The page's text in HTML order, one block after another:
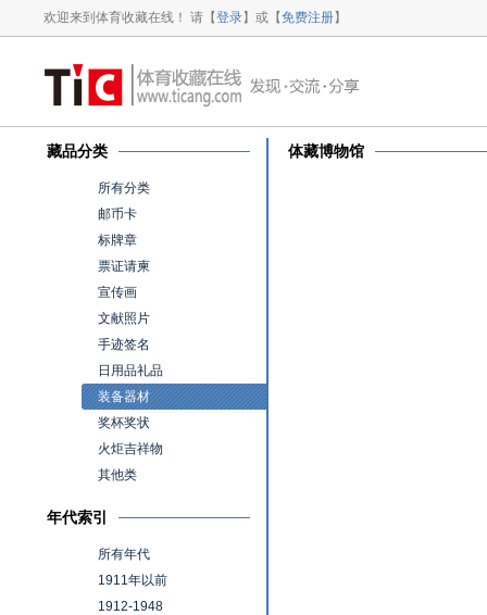
欢迎来到体育收藏在线！ 请【登录】或【免费注册】
藏品分类
所有分类
邮币卡
标牌章
票证请柬
宣传画
文献照片
手迹签名
日用品礼品
装备器材
奖杯奖状
火炬吉祥物
其他类
年代索引
所有年代
1911年以前
1912-1948
体藏博物馆